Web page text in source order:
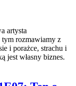
artysta
rozmawiamy z
i porażce, strachu i
jest własny biznes.